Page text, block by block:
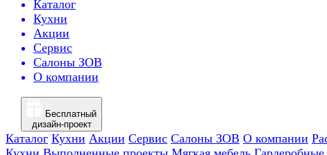
Каталог
Кухни
Акции
Сервис
Салоны ЗОВ
О компании
Бесплатный
дизайн-проект
Каталог Кухни Акции Сервис Салоны ЗОВ О компании